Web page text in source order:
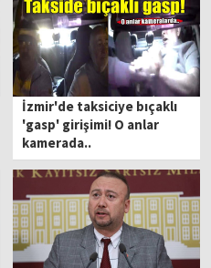
İzmir'de taksiciye bıçaklı
'gasp' girişimi! O anlar
kamerada..